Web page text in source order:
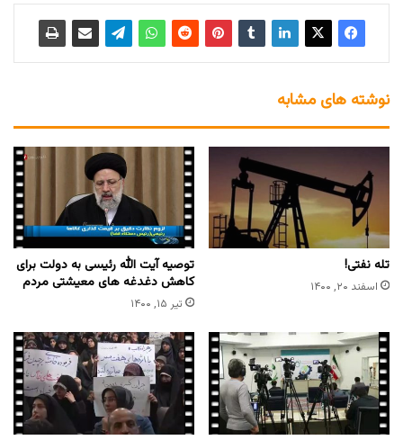
نوشته های مشابه
تله نفتی!
اسفند ۲۰, ۱۴۰۰
توصیه آیت الله رئیسی به دولت برای
کاهش دغدغه های معیشتی مردم
تیر ۱۵, ۱۴۰۰